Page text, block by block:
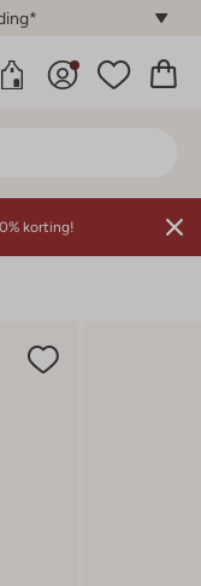
korting!